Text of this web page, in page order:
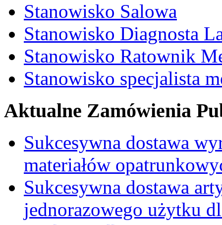
Stanowisko Salowa
Stanowisko Diagnosta
Stanowisko Ratownik
Stanowisko specjalista
Aktualne Zamówienia
Sukcesywna dostawa
materiałów
Sukcesywna dostawa
jednorazowego użytku